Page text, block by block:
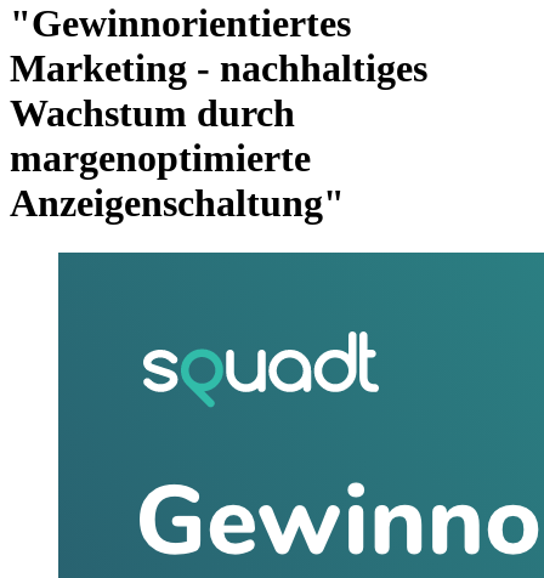
"Gewinnorientiertes
Marketing - nachhaltiges
Wachstum durch
margenoptimierte
Anzeigenschaltung"